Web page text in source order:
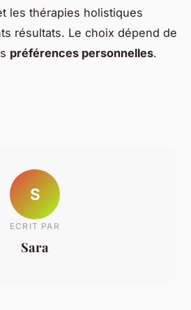
les thérapies holistiques
résultats. Le choix dépend de
préférences personnelles.
S
ECRIT PAR
Sara